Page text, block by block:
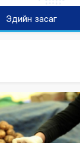
Эдийн засаг